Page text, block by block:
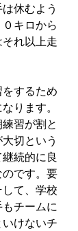
休むよう
キロから
れ以上走
するため
ります。
習が割と
切という
続的に良
です。要
て、学校
チームに
けないチ